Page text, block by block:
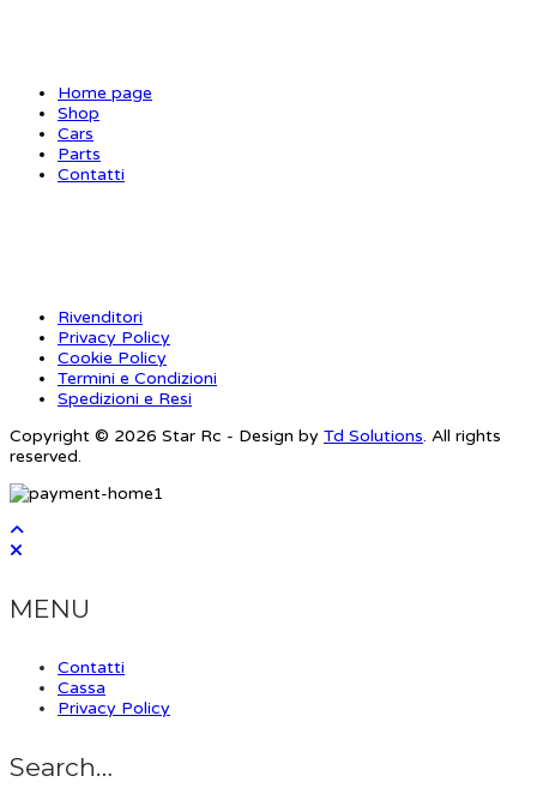
Home page
Shop
Cars
Parts
Contatti
Rivenditori
Privacy Policy
Cookie Policy
Termini e Condizioni
Spedizioni e Resi
Copyright © 2026 Star Rc - Design by Td Solutions. All rights
reserved.
MENU
Contatti
Cassa
Privacy Policy
Search…